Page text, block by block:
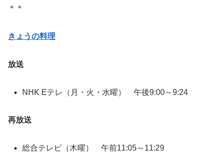
＊＊
きょうの料理
放送
NHK Eテレ（月・火・水曜） 午後9:00～9:24
再放送
総合テレビ（木曜） 午前11:05～11:29